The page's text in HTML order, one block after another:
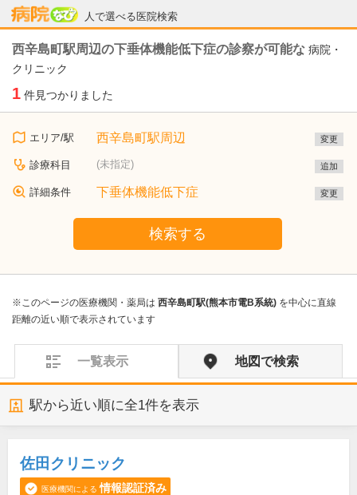
人で選べる医院検索
病院なび
西辛島町駅周辺の下垂体機能低下症の診察が可能な 病院・
クリニック
1 件見つかりました
エリア/駅 西辛島町駅周辺 変更
診療科目 (未指定) 追加
詳細条件 下垂体機能低下症 変更
検索する
※このページの医療機関・薬局は 西辛島町駅(熊本市電B系統) を中心に直線
距離の近い順で表示されています
一覧表示 地図で検索
駅から近い順に全1件を表示
佐田クリニック
医療機関による 情報認証済み